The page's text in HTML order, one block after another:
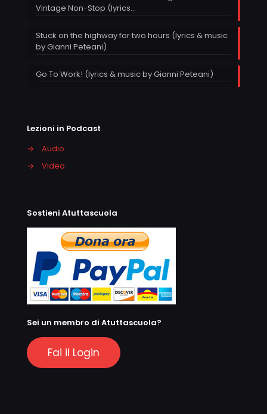
Vintage Non-Stop (lyrics…
Stuck on the highway for two hours (lyrics & music
by Gianni Peteani)
Go To Work! (lyrics & music by Gianni Peteani)
Lezioni in Podcast
→
Audio
→
Video
Sostieni Atuttascuola
Sei un membro di Atuttascuola?
Fai il Login